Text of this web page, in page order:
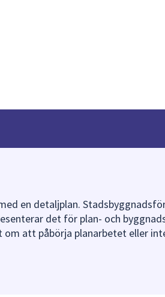
en detaljplan.
det för plan- och
om att påbörja planarbetet eller
och byggnadsnämnden beslut om